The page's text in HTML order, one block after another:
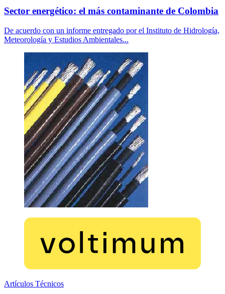
Sector energético: el más contaminante de Colombia
De acuerdo con un informe entregado por el Instituto de Hidrología,
Meteorología y Estudios Ambientales...
Artículos Técnicos